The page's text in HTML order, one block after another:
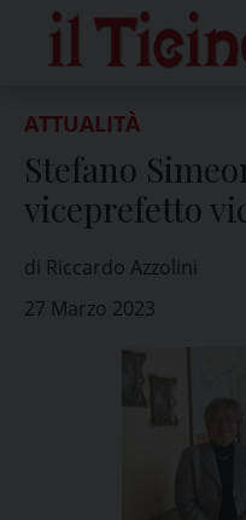
content
ATTUALITÀ
Stefano
viceprefetto
di Riccardo Azzolini
27 Marzo 2023